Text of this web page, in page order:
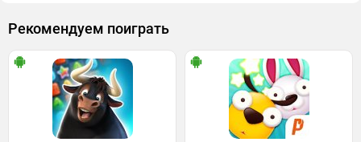
Рекомендуем поиграть